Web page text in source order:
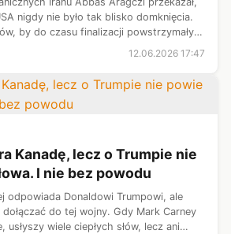
nigdy nie było tak blisko domknięcia.
by do czasu finalizacji powstrzymały
12.06.2026 17:47
Kanadę, lecz o Trumpie nie
I nie bez powodu
odpowiada Donaldowi Trumpowi, ale
dołączać do tej wojny. Gdy Mark Carney
usłyszy wiele ciepłych słów, lecz ani